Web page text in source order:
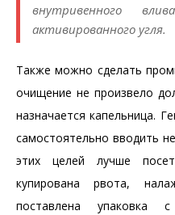
внутривенного
активированного угля.
Также можно сделать
очищение не произвело
назначается капельница.
самостоятельно вводить
этих целей лучше
купирована рвота,
поставлена упаковка